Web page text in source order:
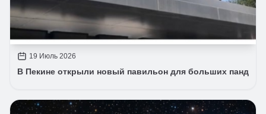
19 Июль 2026
В Пекине открыли новый павильон для больших панд